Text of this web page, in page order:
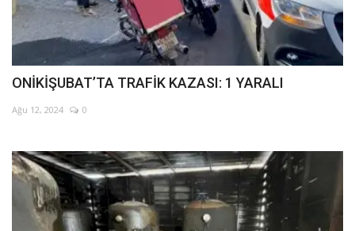
ONİKİŞUBAT’TA TRAFİK KAZASI: 1 YARALI
Ağu 12, 2024 0